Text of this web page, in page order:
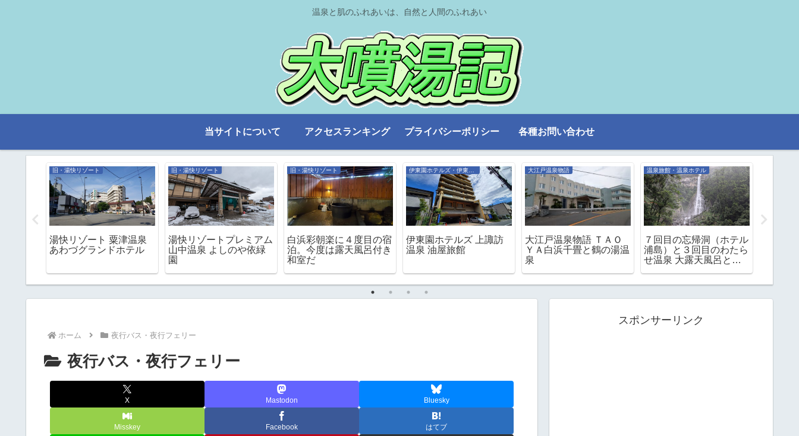
温泉と肌のふれあいは、自然と人間のふれあい
当サイトについて アクセスランキング プライバシーポリシー 各種お問い合わせ
旧・湯快リゾート
湯快リゾート 粟津温泉
あわづグランドホテル
旧・湯快リゾート
湯快リゾートプレミアム
山中温泉 よしのや依緑
園
旧・湯快リゾート
白浜彩朝楽に４度目の宿
泊。今度は露天風呂付き
和室だ
伊東園ホテルズ・伊東園リゾート
伊東園ホテルズ 上諏訪
温泉 油屋旅館
大江戸温泉物語
大江戸温泉物語 ＴＡＯ
ＹＡ白浜千畳と鶴の湯温
泉
温泉旅館・温泉ホテル
７回目の忘帰洞（ホテル
浦島）と３回目のわたら
せ温泉 大露天風呂と３
ホーム 夜行バス・夜行フェリー
夜行バス・夜行フェリー
X Mastodon Bluesky
Misskey Facebook はてブ
スポンサーリンク